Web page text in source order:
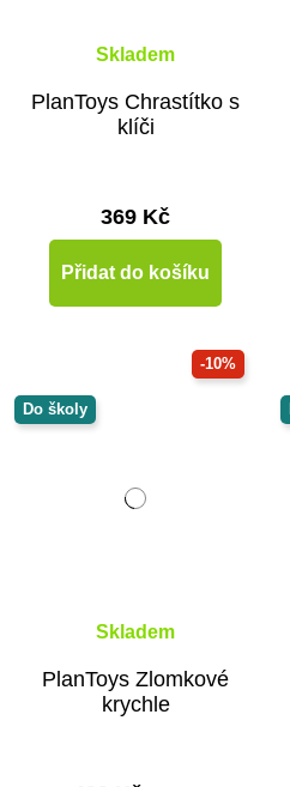
Skladem
PlanToys Chrastítko s
klíči
369 Kč
Přidat do košíku
-10%
Do školy
Skladem
PlanToys Zlomkové
krychle